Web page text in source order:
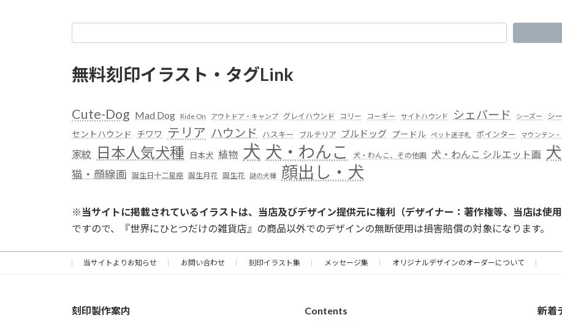
無料刻印イラスト・タグLink
Cute-Dog Mad Dog Ride On アウトドア・キャンプ グレイハウンド コリー コーギー サイトハウンド シェパード シーズー シ
セントハウンド チワワ テリア ハウンド ハスキー ブルテリア ブルドッグ プードル ペット迷子札 ポインター マウンテン
家紋 日本人気犬種 日本犬 植物 犬 犬・わんこ 犬・わんこ、その他画 犬・わんこ シルエット画
猫・顔線画 誕生日十二星座 誕生月花 誕生花 謎の犬種 顔出し・犬
※ 当サイトに掲載されているイラストは、当店及びデザイン提供元に権利（デザイナー：著作権等、当店は使
ですので、『世界にひとつだけの雑貨店』の商品以外でのデザインの無断使用は損害賠償の対象になります。
当サイトよりお知らせ お問い合わせ 刻印イラスト集 メッセージ集 オリジナルデザインのオーダーについて
刻印製作案内 Contents 新着